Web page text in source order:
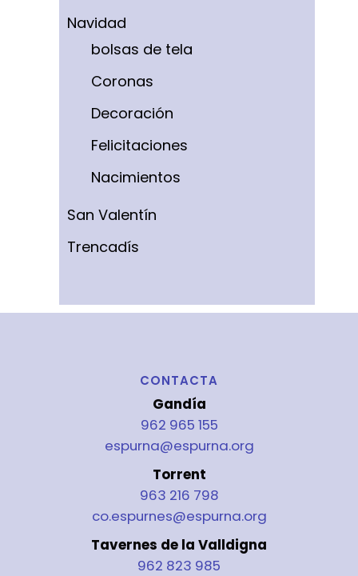
Navidad
bolsas de tela
Coronas
Decoración
Felicitaciones
Nacimientos
San Valentín
Trencadís
CONTACTA
Gandía
962 965 155
espurna@espurna.org
Torrent
963 216 798
co.espurnes@espurna.org
Tavernes de la Valldigna
962 823 985